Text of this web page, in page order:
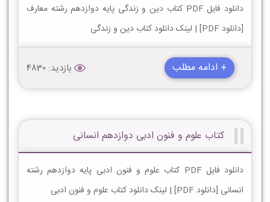
دانلود فایل PDF کتاب دین و زندگی پایه دوازدهم رشته معارف
[دانلود PDF] | لینک دانلود کتاب دین و زندگی
+ ادامه مطلب بازدید: 4830
کتاب علوم و فنون ادبی دوازدهم انسانی
دانلود فایل PDF کتاب علوم و فنون ادبی پایه دوازدهم رشته
انسانی [دانلود PDF] | لینک دانلود کتاب علوم و فنون ادبی